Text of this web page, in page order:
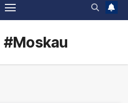
#Moskau